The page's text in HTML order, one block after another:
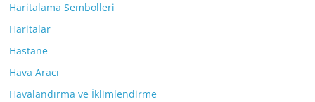
Haritalama Sembolleri
Haritalar
Hastane
Hava Aracı
Havalandırma ve İklimlendirme